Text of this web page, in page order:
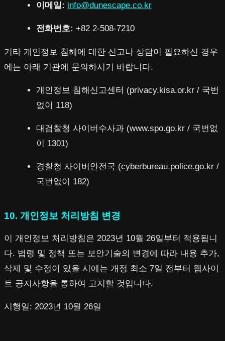
이메일: info@dunescape.co.kr
전화번호: +82 2-508-7210
기타 개인정보 침해에 대한 신고나 상담이 필요하신 경우
에는 아래 기관에 문의하시기 바랍니다.
개인정보 침해신고센터 (privacy.kisa.or.kr / 국번
없이 118)
대검찰청 사이버수사과 (www.spo.go.kr / 국번없
이 1301)
경찰청 사이버안전국 (cyberbureau.police.go.kr /
국번없이 182)
10. 개인정보 처리방침 변경
이 개인정보 처리방침은 2023년 10월 26일부터 적용됩니
다. 법령 및 정책 또는 보안기술의 변경에 따라 내용 추가,
삭제 및 수정이 있을 시에는 개정 최소 7일 전부터 웹사이
트 공지사항을 통하여 고지할 것입니다.
시행일: 2023년 10월 26일